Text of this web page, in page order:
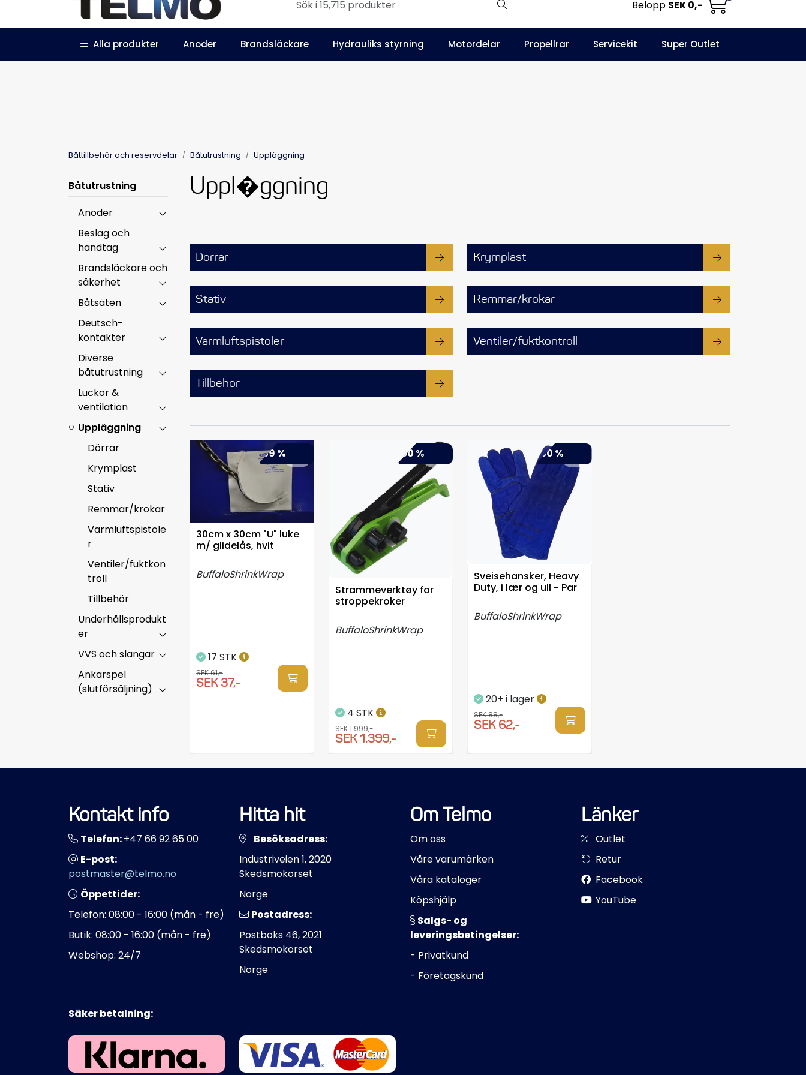
Outlet
Trustpilot | Bli återförsäljare | Våra kataloger Informationscenter Favoriter Logga in
Belopp SEK 0,-
Alla produkter Anoder Brandsläckare Hydrauliks styrning Motordelar Propellrar Servicekit Super Outlet
Båttillbehör och reservdelar Båtutrustning Uppläggning
Båtutrustning
Anoder
Beslag och
handtag
Brandsläckare och
säkerhet
Båtsäten
Deutsch-
kontakter
Diverse
båtutrustning
Luckor &
ventilation
Uppläggning
Dörrar
Krymplast
Stativ
Remmar/krokar
Varmluftspistole
r
Ventiler/fuktkon
troll
Tillbehör
Underhållsprodukt
er
VVS och slangar
Ankarspel
(slutförsäljning)
Uppl�ggning
Dörrar Krymplast
Stativ Remmar/krokar
Varmluftspistoler Ventiler/fuktkontroll
Tillbehör
-39 %
30cm x 30cm "U" luke
m/ glidelås, hvit
BuffaloShrinkWrap
17 STK
SEK 61,-
SEK 37,-
-30 %
Strammeverktøy for
stroppekroker
BuffaloShrinkWrap
4 STK
SEK 1.999,-
SEK 1.399,-
-30 %
Sveisehansker, Heavy
Duty, i lær og ull - Par
BuffaloShrinkWrap
20+ i lager
SEK 88,-
SEK 62,-
Kontakt info
Telefon:+47 66 92 65 00
E-post:
postmaster@telmo.no
Öppettider:
Telefon: 08:00 - 16:00 (mån - fre)
Butik: 08:00 - 16:00 (mån - fre)
Webshop: 24/7
Hitta hit
Besöksadress:
Industriveien 1, 2020
Skedsmokorset
Norge
Postadress:
Postboks 46, 2021
Skedsmokorset
Norge
Om Telmo
Om oss
Våre varumärken
Våra kataloger
Köpshjälp
Salgs- og
leveringsbetingelser:
- Privatkund
- Företagskund
Länker
Outlet
Retur
Facebook
YouTube
Säker betalning: